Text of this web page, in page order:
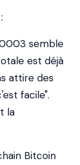
semble
est déjà
attire des
facile".
la
Bitcoin